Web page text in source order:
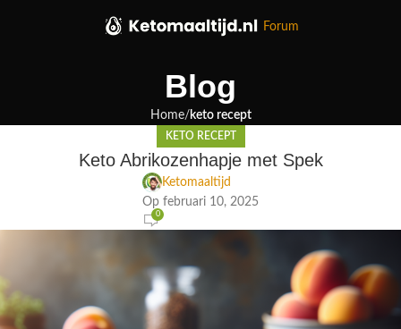
Forum
Blog
Home keto recept
KETO RECEPT
Keto Abrikozenhapje met Spek
Ketomaaltijd
Op februari 10, 2025
0